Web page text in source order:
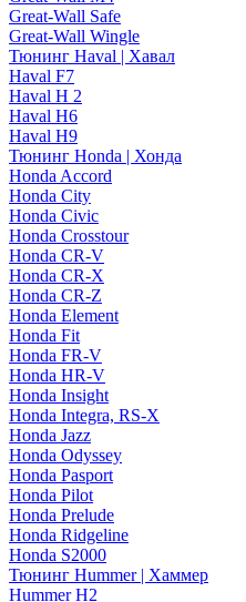
Great-Wall Safe
Great-Wall Wingle
Тюнинг Haval | Хавал
Haval F7
Haval H 2
Haval H6
Haval H9
Тюнинг Honda | Хонда
Honda Accord
Honda City
Honda Civic
Honda Crosstour
Honda CR-V
Honda CR-X
Honda CR-Z
Honda Element
Honda Fit
Honda FR-V
Honda HR-V
Honda Insight
Honda Integra, RS-X
Honda Jazz
Honda Odyssey
Honda Pasport
Honda Pilot
Honda Prelude
Honda Ridgeline
Honda S2000
Тюнинг Hummer | Хаммер
Hummer H2